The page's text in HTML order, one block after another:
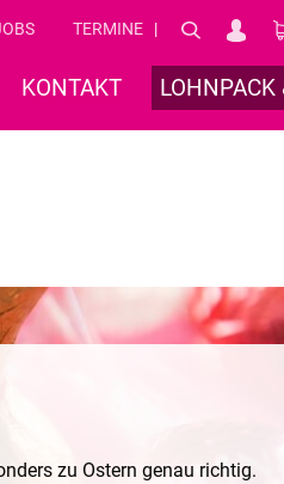
TERMINE
KONTAKT LOHNPACK
zu Ostern genau richtig.